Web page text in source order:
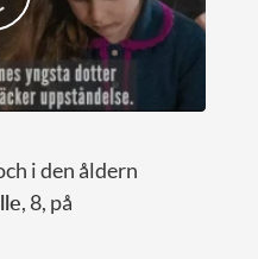
i den åldern
, 8, på